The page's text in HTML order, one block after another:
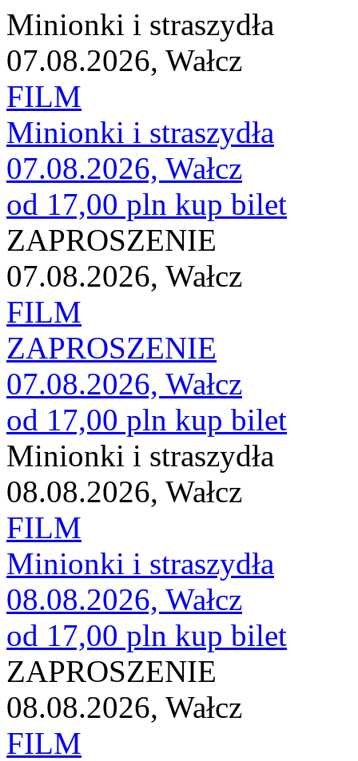
Minionki i straszydła
07.08.2026, Wałcz
FILM
Minionki i straszydła
07.08.2026, Wałcz
od 17,00 pln kup bilet
ZAPROSZENIE
07.08.2026, Wałcz
FILM
ZAPROSZENIE
07.08.2026, Wałcz
od 17,00 pln kup bilet
Minionki i straszydła
08.08.2026, Wałcz
FILM
Minionki i straszydła
08.08.2026, Wałcz
od 17,00 pln kup bilet
ZAPROSZENIE
08.08.2026, Wałcz
FILM